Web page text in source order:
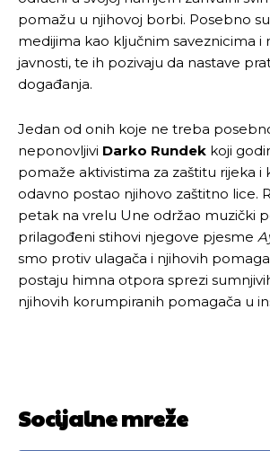
Pusti priču
odlučili da pustite Vašu priču da živi,
Objavi.ba
[wpuf_form id=”7463”]
Pusti priču
odlučili da pustite Vašu priču da živi,
Objavi.ba
[wpuf_form id=”7463”]
pomažu u njihovoj borbi. Posebno
medijima kao ključnim saveznicima i
javnosti, te ih pozivaju da nastave
događanja.
Jedan od onih koje ne treba
neponovljivi Darko Rundek koji
pomaže aktivistima za zaštitu rijeka i
odavno postao njihovo zaštitno lice.
petak na vrelu Une održao muzički
prilagođeni stihovi njegove pjesme
smo protiv ulagača i njihovih
postaju himna otpora sprezi
njihovih korumpiranih pomagača u
Socijalne mreže